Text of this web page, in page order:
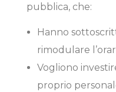
pubblica, che:
Hanno
rimodulare
Vogliono
proprio